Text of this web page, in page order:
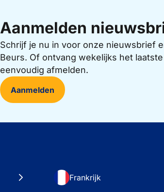
Aanmelden
Schrijf je nu in voor onze nieuwsbrief
Beurs. Of ontvang wekelijks het
eenvoudig afmelden.
Aanmelden
Frankrijk